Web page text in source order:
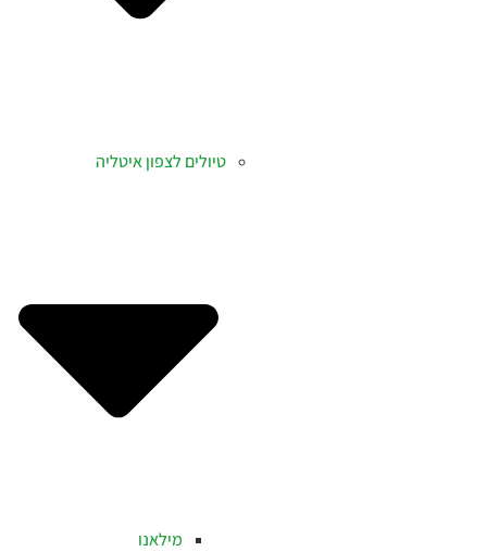
טיולים לצפון איטליה
מילאנו